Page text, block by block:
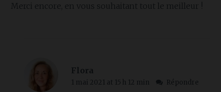
Merci encore, en vous souhaitant tout le meilleur !
Flora
1 mai 2021 at 15 h 12 min Répondre